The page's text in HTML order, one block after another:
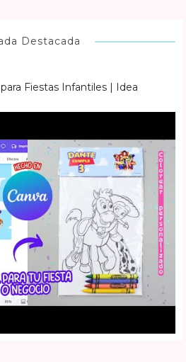
Destacada
Fiestas Infantiles | Idea